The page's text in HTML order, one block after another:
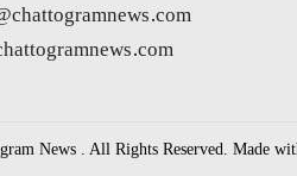
News . All Rights Reserved. Made